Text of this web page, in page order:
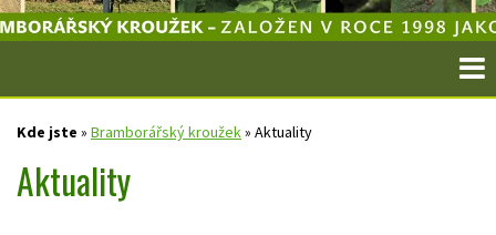
Kde jste » Bramborářský kroužek» Aktuality
Aktuality